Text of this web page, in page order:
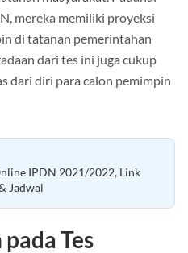
masyarakat. Padahal
mereka memiliki proyeksi
di tatanan pemerintahan
dari tes ini juga cukup
dari diri para calon pemimpin
IPDN 2021/2022, Link